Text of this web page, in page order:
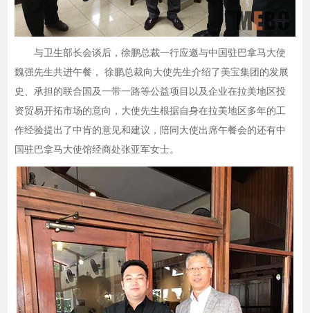
与卫生部长会谈后，徐鹏总裁一行应邀与中国驻巴拿马大使
魏强先生共进午餐， 徐鹏总裁向大使先生介绍了美宝集团的发展
史、承担的联合国及一带一路等公益项目以及企业在拉美地区投
资贸易开拓市场的意向，大使先生根据自身在拉美地区多年的工
作经验提出了中肯的意见和建议，陪同大使出席午餐会的还有中
国驻巴拿马大使馆经商处张亚军女士。